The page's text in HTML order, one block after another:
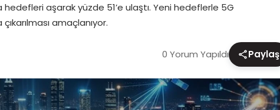
hedefleri aşarak yüzde 51’e ulaştı. Yeni hedeflerle 5G
amaçlanıyor.
0 Yorum Yapıldı Paylaş